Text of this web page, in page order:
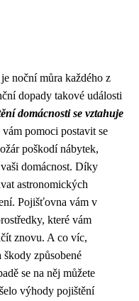
noční můra každého z
dopady takové události
domácnosti se vztahuje
pomoci postavit se
poškodí nábytek,
domácnost. Díky
astronomických
Pojišťovna vám v
které vám
znovu. A co víc,
škody způsobené
se na něj můžete
výhody pojištění